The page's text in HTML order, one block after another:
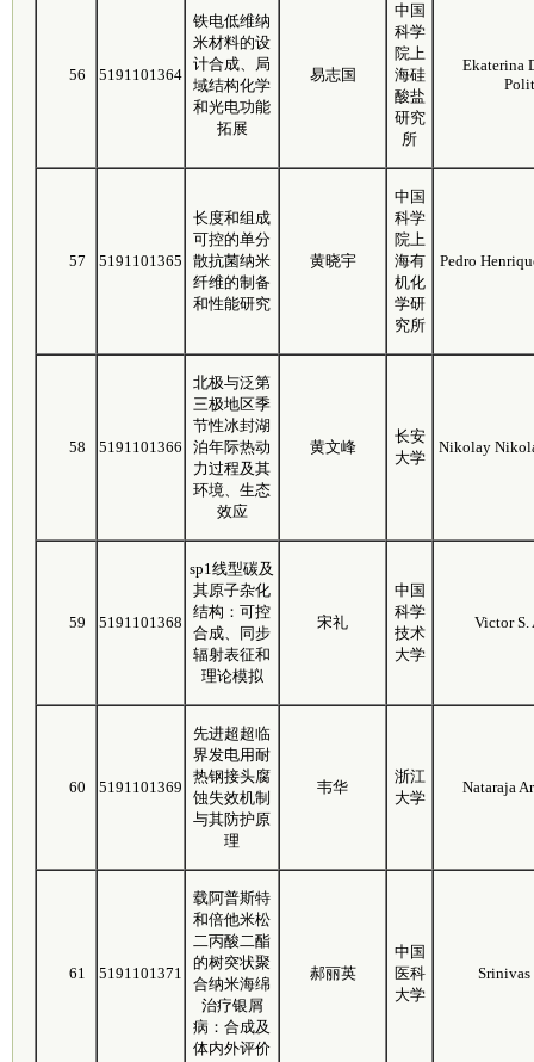
56 5191101364
铁电低维纳
米材料的设
计合成、局
域结构化学
和光电功能
拓展
易志国
中国
科学
院上
海硅
酸盐
研究
所
Ekaterina
57 5191101365
长度和组成
可控的单分
散抗菌纳米
纤维的制备
和性能研究
黄晓宇
中国
科学
院上
海有
机化
学研
究所
Pedro
58 5191101366
北极与泛第
三极地区季
节性冰封湖
泊年际热动
力过程及其
环境、生态
效应
黄文峰
长安
大学
Nikolay
59 5191101368
sp1线型碳及
其原子杂化
结构：可控
合成、同步
辐射表征和
理论模拟
宋礼
中国
科学
技术
大学
Victor
60 5191101369
先进超超临
界发电用耐
热钢接头腐
蚀失效机制
与其防护原
理
韦华
浙江
大学
Nataraja
61 5191101371
载阿普斯特
和倍他米松
二丙酸二酯
的树突状聚
合纳米海绵
治疗银屑
病：合成及
体内外评价
郝丽英
中国
医科
大学